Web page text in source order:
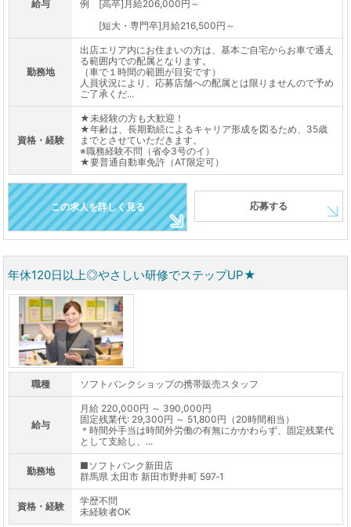
給与
例 [高卒]月給206,000円～
[短大・専門卒]月給216,500円～
勤務地
出店エリア内にお住まいの方は、基本ご自宅からお車で通え
る範囲内での配属となります。
（車で１時間の範囲が目安です）
人員状況により、応募店舗への配属とは限りませんので予め
ご了承くだ...
資格・経験
★未経験の方も大歓迎！
★年齢は、長期勤続によるキャリア形成を図るため、35歳
までとさせていただきます。
※職務経験不問（省令3号のイ）
★要普通自動車免許（AT限定可）
この求人を詳しく見る 応募する
年休120日以上◎やさしい研修でステップUP★
職種 ソフトバンクショップの携帯販売スタッフ
給与
月給 220,000円 ～ 390,000円
固定残業代: 29,300円 ～ 51,800円（20時間相当）
＊時間外手当は時間外労働の有無にかかわらず、固定残業代
として支給し、...
勤務地
■ソフトバンク新田店
群馬県 太田市 新田市野井町 597‐1
資格・経験
学歴不問
未経験者OK